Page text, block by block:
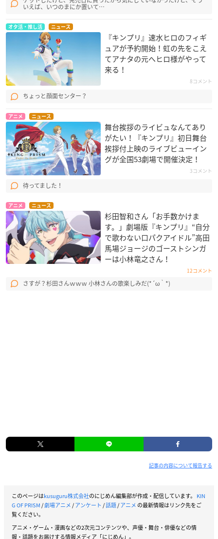
いえば、いつのまにか置いて…
オタ活・推し活 ニュース
『キンプリ』速水ヒロのフィギ
ュアが予約開始！虹の先をこえ
てアナタの元へヒロ様がやって
来る！
8コメント
ちょっと顔面センター？
アニメ ニュース
舞台挨拶のライビュなんてあり
がたい！『キンプリ』初日舞台
挨拶付上映のライブビューイン
グが全国53劇場で開催決定！
3コメント
待ってました！
アニメ ニュース
杉田智和さん「お手数かけま
す。」劇場版『キンプリ』“自分
で歌わない口パクアイドル”高田
馬場ジョージのゴーストシンガ
ーは小林竜之さん！
12コメント
さすが？杉田さんｗｗｗ 小林さんの歌楽しみだ(*´ω｀*)
記事の内容について報告する
このページはkusuguru株式会社のにじめん編集部が作成・配信しています。 KIN
G OF PRISM/劇場アニメ/アンケート /話題/アニメ の最新情報はリンク先をご
覧ください。
アニメ・ゲーム・漫画などの2次元コンテンツや、声優・舞台・俳優などの情
報・話題をお届けする情報メディア「にじめん」。